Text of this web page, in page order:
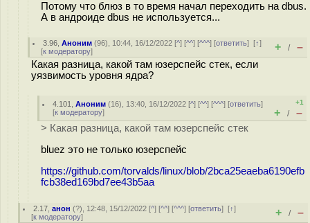
Потому что блюз в то время начал переходить на dbus.
А в андроиде dbus не используется...
3.96 ,Аноним (96), 10:44, 16/12/2022 [^] [^^] [^^^] [ответить][↑]
[к модератору] + / –
Какая разница, какой там юзерспейс стек, если
уязвимость уровня ядра?
4.101 ,Аноним (16), 13:40, 16/12/2022 [^] [^^] [^^^] [ответить]
[к модератору]
+1
+ / –
> Какая разница, какой там юзерспейс стек
bluez это не только юзерспейс
https://github.com/torvalds/linux/blob/2bca25eaeba6190efb
fcb38ed169bd7ee43b5aa
2.17 ,анон (?), 12:48, 15/12/2022 [^] [^^] [^^^] [ответить][↑]
[к модератору] + / –